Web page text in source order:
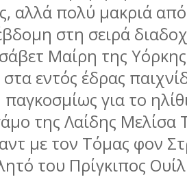
αλλά πολύ µακριά από
στη σειρά
Μαίρη της
εντός έδρας
παγκοσµίως για το
της Λαίδης Μελίσα
µε τον Τόµας φον
του Πρίγκιπος